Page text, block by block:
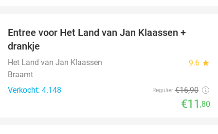
Entree voor Het Land van Jan Klaassen +
drankje
Het Land van Jan Klaassen 9.6 star
Braamt
Verkocht: 4.148
Regulier €16,90
€11 ,80